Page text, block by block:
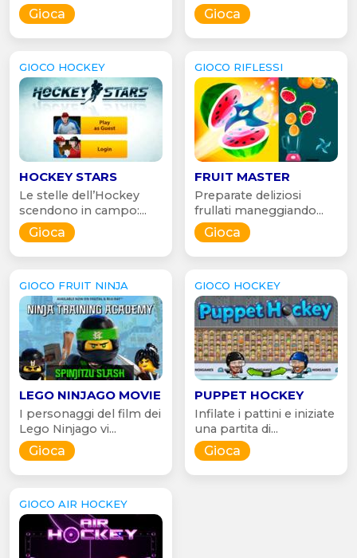
Gioca Gioca
GIOCO HOCKEY
HOCKEY STARS
Le stelle dell’Hockey
scendono in campo:...
Gioca
GIOCO RIFLESSI
FRUIT MASTER
Preparate deliziosi
frullati maneggiando...
Gioca
GIOCO FRUIT NINJA
LEGO NINJAGO MOVIE
I personaggi del film dei
Lego Ninjago vi...
Gioca
GIOCO HOCKEY
PUPPET HOCKEY
Infilate i pattini e iniziate
una partita di...
Gioca
GIOCO AIR HOCKEY